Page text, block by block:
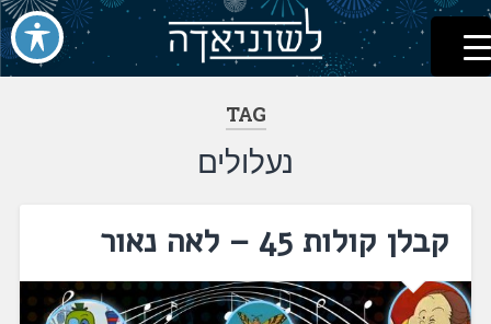
דלג
לתוכן
לשוניאדה
עברית. לשון. שפה
TAG
נעלולים
קבלן קולות 45 – לאה נאור